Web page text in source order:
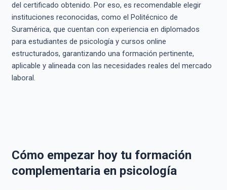
del certificado obtenido. Por eso, es recomendable elegir
instituciones reconocidas, como el Politécnico de
Suramérica, que cuentan con experiencia en diplomados
para estudiantes de psicología y cursos online
estructurados, garantizando una formación pertinente,
aplicable y alineada con las necesidades reales del mercado
laboral.
Cómo empezar hoy tu formación
complementaria en psicología